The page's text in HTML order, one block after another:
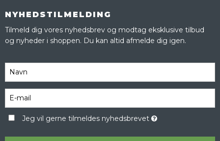
NYHEDSTILMELDING
Tilmeld dig vores nyhedsbrev og modtag eksklusive tilbud
og nyheder i shoppen. Du kan altid afmelde dig igen.
Jeg vil gerne tilmeldes nyhedsbrevet